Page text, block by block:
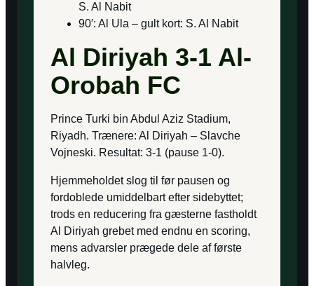
S. Al Nabit
90′: Al Ula – gult kort: S. Al Nabit
Al Diriyah 3-1 Al-
Orobah FC
Prince Turki bin Abdul Aziz Stadium,
Riyadh. Trænere: Al Diriyah – Slavche
Vojneski. Resultat: 3-1 (pause 1-0).
Hjemmeholdet slog til før pausen og
fordoblede umiddelbart efter sidebyttet;
trods en reducering fra gæsterne fastholdt
Al Diriyah grebet med endnu en scoring,
mens advarsler prægede dele af første
halvleg.